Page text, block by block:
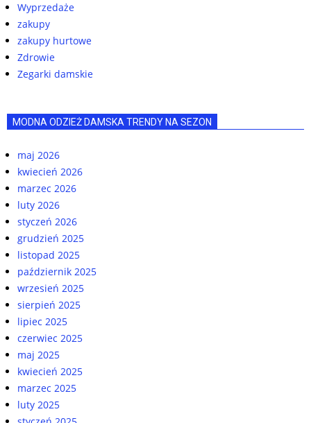
Wyprzedaże
zakupy
zakupy hurtowe
Zdrowie
Zegarki damskie
MODNA ODZIEŻ DAMSKA TRENDY NA SEZON
maj 2026
kwiecień 2026
marzec 2026
luty 2026
styczeń 2026
grudzień 2025
listopad 2025
październik 2025
wrzesień 2025
sierpień 2025
lipiec 2025
czerwiec 2025
maj 2025
kwiecień 2025
marzec 2025
luty 2025